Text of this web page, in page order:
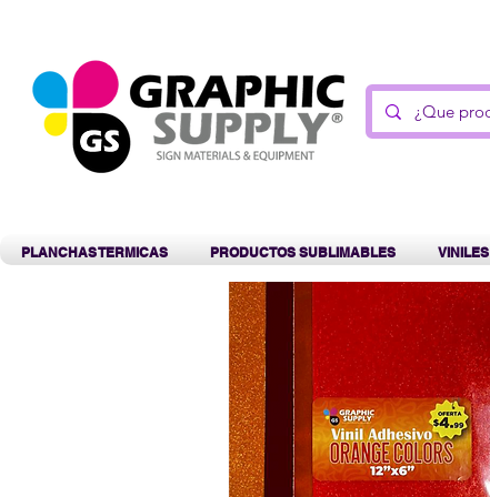
PLANCHAS TERMICAS PRODUCTOS SUBLIMABLES VINILES